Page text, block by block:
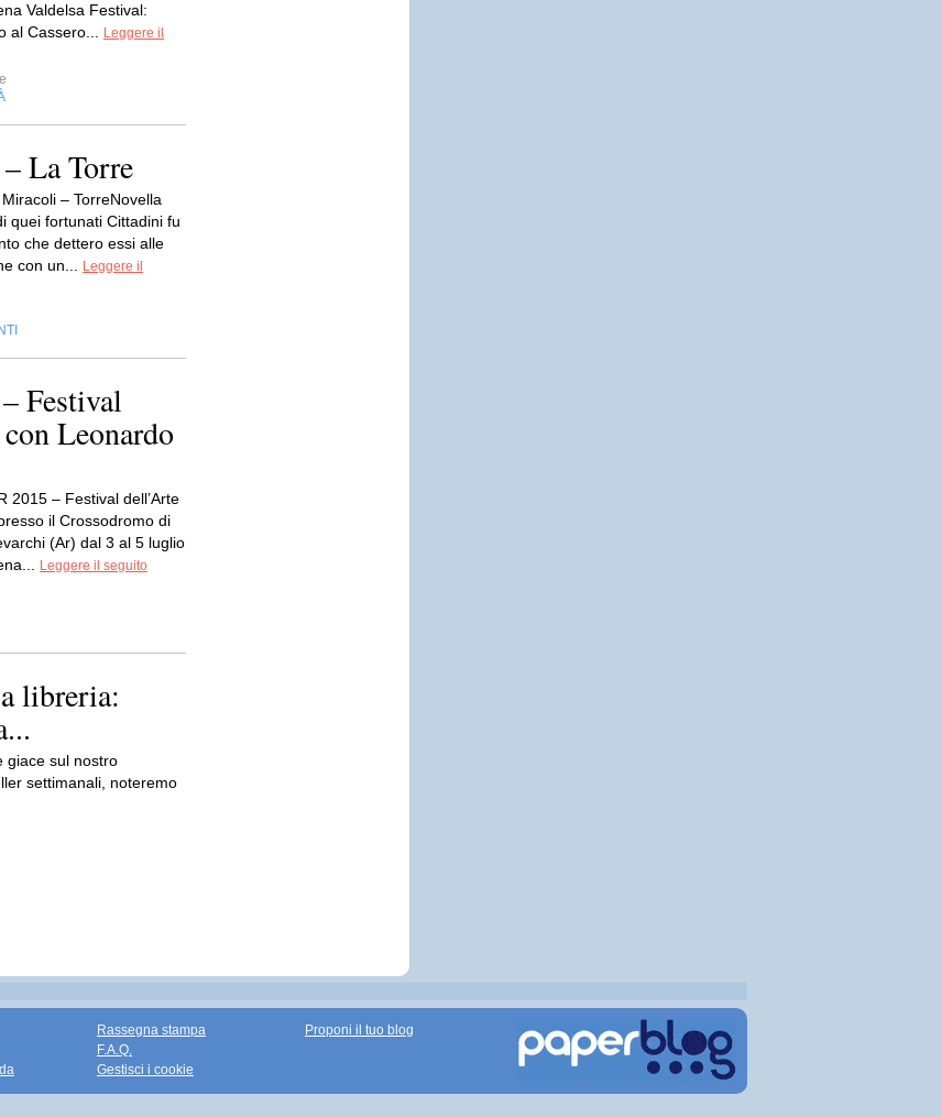
Valdelsa Festival:
al Cassero...
Leggere il
La Torre
– TorreNovella
quei fortunati Cittadini fu
che dettero essi alle
con un...
Leggere il
Festival
Leonardo
2015 – Festival dell’Arte
il Crossodromo di
(Ar) dal 3 al 5 luglio
Leggere il seguito
libreria:
giace sul nostro
settimanali, noteremo
Rassegna stampa
F.A.Q.
Gestisci i cookie
Proponi il tuo blog